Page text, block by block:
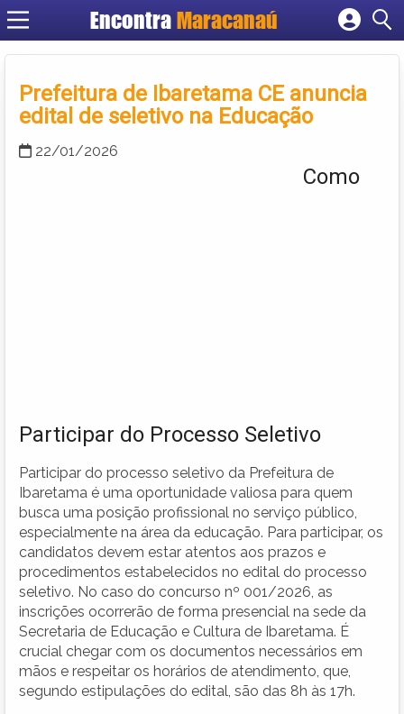
Encontra Maracanaú
Cadastrar empresa
Criar conta
Prefeitura de Ibaretama CE anuncia
edital de seletivo na Educação
22/01/2026
Como
Participar do Processo Seletivo
Participar do processo seletivo da Prefeitura de
Ibaretama é uma oportunidade valiosa para quem
busca uma posição profissional no serviço público,
especialmente na área da educação. Para participar, os
candidatos devem estar atentos aos prazos e
procedimentos estabelecidos no edital do processo
seletivo. No caso do concurso nº 001/2026, as
inscrições ocorrerão de forma presencial na sede da
Secretaria de Educação e Cultura de Ibaretama. É
crucial chegar com os documentos necessários em
mãos e respeitar os horários de atendimento, que,
segundo estipulações do edital, são das 8h às 17h.